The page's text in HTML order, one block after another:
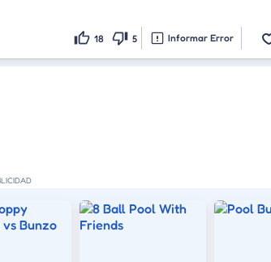
18 5 Informar Error